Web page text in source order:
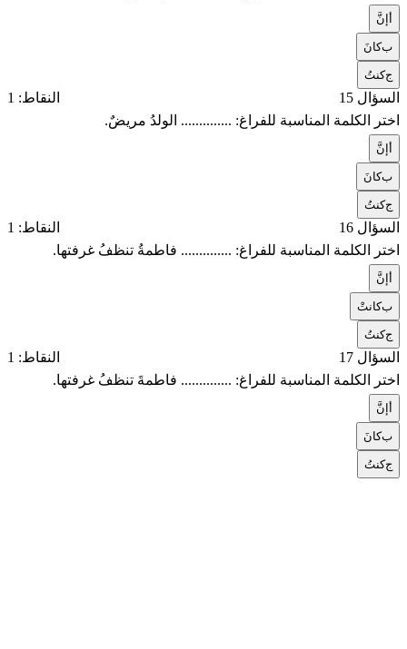
إنَّ
بكانَ
جكنتُ
السؤال 15
النقاط: 1
اختر الكلمة المناسبة للفراغ: .............. الولدُ مريضٌ.
إنَّ
بكانَ
جكنتُ
السؤال 16
النقاط: 1
اختر الكلمة المناسبة للفراغ: .............. فاطمةُ تنظفُ غرفتها.
إنَّ
بكانتْ
جكنتُ
السؤال 17
النقاط: 1
اختر الكلمة المناسبة للفراغ: .............. فاطمةَ تنظفُ غرفتها.
إنَّ
بكانَ
جكنتُ